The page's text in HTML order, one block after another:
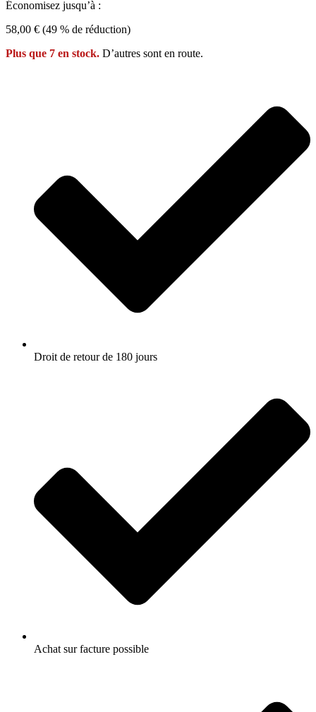
Économisez jusqu’à :
58,00 € (49 % de réduction)
Plus que 7 en stock. D’autres sont en route.
Droit de retour de 180 jours
Achat sur facture possible